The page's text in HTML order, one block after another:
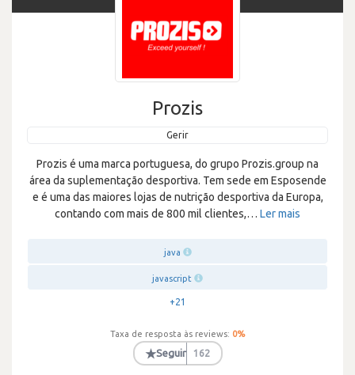
Prozis
Gerir
Prozis é uma marca portuguesa, do grupo Prozis.group na
área da suplementação desportiva. Tem sede em Esposende
e é uma das maiores lojas de nutrição desportiva da Europa,
contando com mais de 800 mil clientes,… Ler mais
java
javascript
+21
Taxa de resposta às reviews: 0%
★Seguir 162